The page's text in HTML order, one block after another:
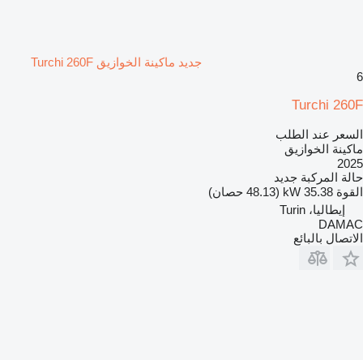
جديد ماكينة الخوازيق Turchi 260F
6
Turchi 260F
السعر عند الطلب
ماكينة الخوازيق
2025
حالة المركبة جديد
القوة 35.38 kW (48.13 حصان)
إيطاليا، Turin
DAMAC
الاتصال بالبائع